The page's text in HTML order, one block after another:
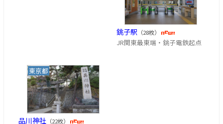
銚子駅 （28枚）
JR関東最東端・銚子電鉄起点
東京都
品川神社 （22枚）